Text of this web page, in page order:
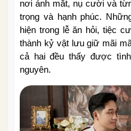
nơi ánh mắt, nụ cười và
trọng và hạnh phúc.
hiện trong lễ ăn hỏi, tiệc
thành kỷ vật lưu giữ mãi
cả hai đều thấy được
nguyên.